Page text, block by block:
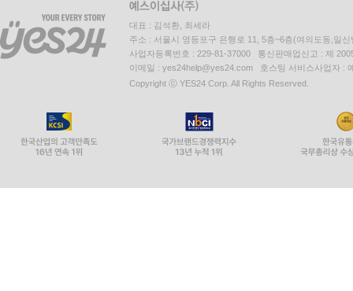
대표 : 김석환, 최세라
주소 : 서울시 영등포구 은행로 11, 5층~6층(여의도동,일신
사업자등록번호 : 229-81-37000 통신판매업신고 : 제
이메일 : yes24help@yes24.com 호스팅 서비스사업자 :
Copyright ⓒ YES24 Corp. All Rights Reserved.